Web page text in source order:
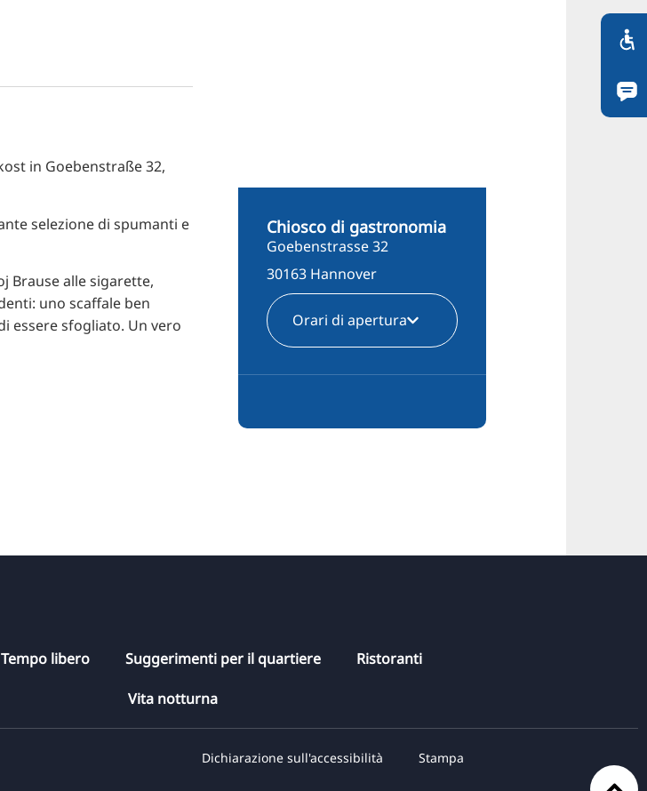
in Goebenstraße 32,
selezione di spumanti e
Brause alle sigarette,
uno scaffale ben
essere sfogliato. Un vero
Chiosco di gastronomia
Goebenstrasse 32
30163 Hannover
Orari di apertura
Tempo libero Suggerimenti per il quartiere Ristoranti
Vita notturna
Dichiarazione sull'accessibilità Stampa